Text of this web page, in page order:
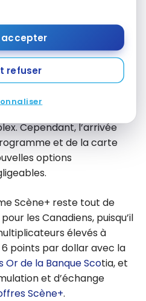
accepter
refuser
Scène+ en 2026
utilisant le
Cependant, l’arrivée
et de la carte
options
Scène+ reste tout de
les Canadiens, puisqu’il
élevés à
6 points par dollar avec la
de la Banque Scotia, et
et d’échange
Scène+.